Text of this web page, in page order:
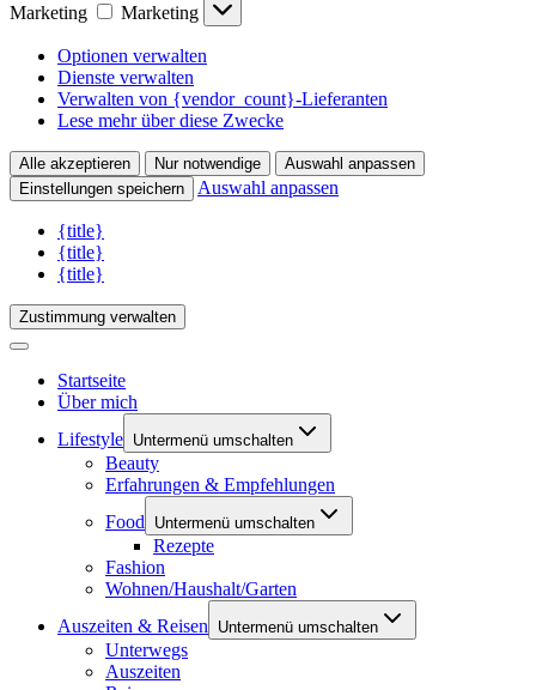
Marketing
Marketing
Optionen verwalten
Dienste verwalten
Verwalten von {vendor_count}-Lieferanten
Lese mehr über diese Zwecke
Alle akzeptieren Nur notwendige
Auswahl anpassen
Einstellungen speichern
Auswahl anpassen
{title}
{title}
{title}
Zustimmung verwalten
Startseite
Über mich
Lifestyle Untermenü umschalten
Beauty
Erfahrungen & Empfehlungen
Food
Untermenü umschalten
Rezepte
Fashion
Wohnen/Haushalt/Garten
Auszeiten & Reisen
Untermenü umschalten
Unterwegs
Auszeiten